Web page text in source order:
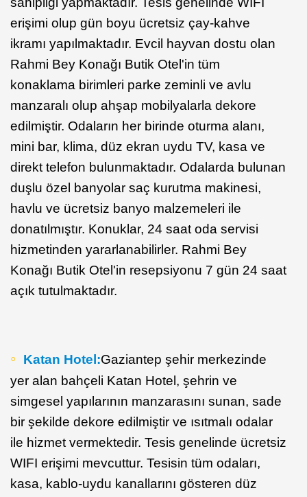
erişimi olup gün boyu ücretsiz çay-kahve
ikramı yapılmaktadır. Evcil hayvan dostu olan
Rahmi Bey Konağı Butik Otel'in tüm
konaklama birimleri parke zeminli ve avlu
manzaralı olup ahşap mobilyalarla dekore
edilmiştir. Odaların her birinde oturma alanı,
mini bar, klima, düz ekran uydu TV, kasa ve
direkt telefon bulunmaktadır. Odalarda bulunan
duşlu özel banyolar saç kurutma makinesi,
havlu ve ücretsiz banyo malzemeleri ile
donatılmıştır. Konuklar, 24 saat oda servisi
hizmetinden yararlanabilirler. Rahmi Bey
Konağı Butik Otel'in resepsiyonu 7 gün 24 saat
açık tutulmaktadır.
Katan Hotel:Gaziantep şehir merkezinde
yer alan bahçeli Katan Hotel, şehrin ve
simgesel yapılarının manzarasını sunan, sade
bir şekilde dekore edilmiştir ve ısıtmalı odalar
ile hizmet vermektedir. Tesis genelinde ücretsiz
WIFI erişimi mevcuttur. Tesisin tüm odaları,
kasa, kablo-uydu kanallarını gösteren düz